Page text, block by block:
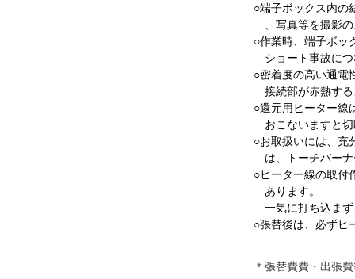
○端子ボックス内の
、写真等を撮影の
○作業時、端子ボッ
ショート事故につ
○密着度の高い通電
接続部が赤熱する
○還元用ヒーター線
おこないますと切
○お取扱いには、充
は、トーチバーナ
○ヒーター線の取付
あります。
一気に打ち込まず
○張替後は、必ずヒ
＊張替費費・出張